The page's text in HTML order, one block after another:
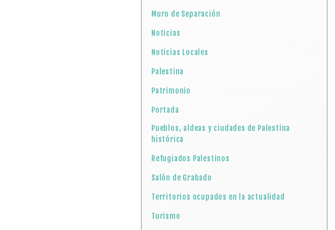
Muro de Separación
Noticias
Noticias Locales
Palestina
Patrimonio
Portada
Pueblos, aldeas y ciudades de Palestina
histórica
Refugiados Palestinos
Salón de Grabado
Territorios ocupados en la actualidad
Turismo